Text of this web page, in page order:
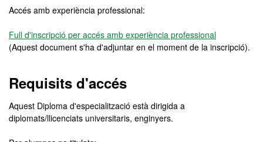
Accés amb experiència professional:
Full d'inscripció per accés amb experiència professional
(Aquest document s'ha d'adjuntar en el moment de la inscripció).
Requisits d'accés
Aquest Diploma d'especialització està dirigida a
diplomats/llicenciats universitaris, enginyers.